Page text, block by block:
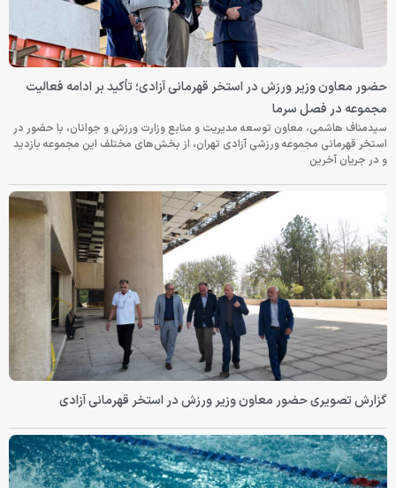
حضور معاون وزیر ورزش در استخر قهرمانی آزادی؛ تأکید بر ادامه فعالیت
مجموعه در فصل سرما
سیدمناف هاشمی، معاون توسعه مدیریت و منابع وزارت ورزش و جوانان، با حضور در
استخر قهرمانی مجموعه ورزشی آزادی تهران، از بخش‌های مختلف این مجموعه بازدید
و در جریان آخرین
گزارش تصویری حضور معاون وزیر ورزش در استخر قهرمانی آزادی